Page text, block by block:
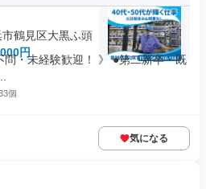
鶴見区大黒ふ頭
円
・未経験歓迎！ 》 ●第二新卒・既
個
気になる